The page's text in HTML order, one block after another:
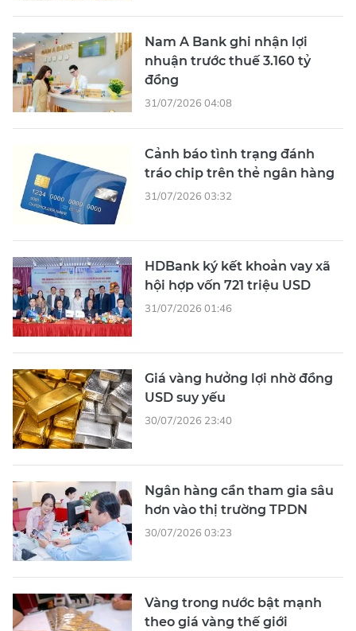
Nam A Bank ghi nhận lợi
nhuận trước thuế 3.160 tỷ
đồng
31/07/2026 04:08
Cảnh báo tình trạng đánh
tráo chip trên thẻ ngân hàng
31/07/2026 03:32
HDBank ký kết khoản vay xã
hội hợp vốn 721 triệu USD
31/07/2026 01:46
Giá vàng hưởng lợi nhờ đồng
USD suy yếu
30/07/2026 23:40
Ngân hàng cần tham gia sâu
hơn vào thị trường TPDN
30/07/2026 03:23
Vàng trong nước bật mạnh
theo giá vàng thế giới